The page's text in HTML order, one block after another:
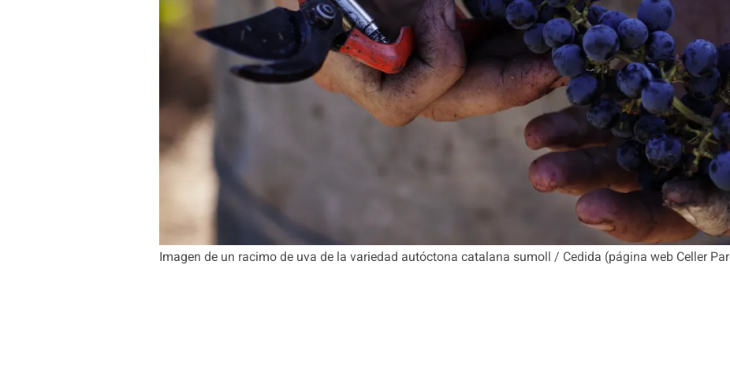
Imagen de un racimo de uva de la variedad autóctona catalana sumoll / Cedida (página web Celler